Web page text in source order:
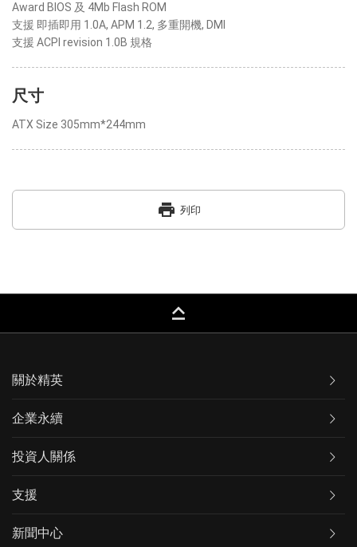
Award BIOS 及 4Mb Flash ROM
支援 即插即用 1.0A, APM 1.2, 多重開機, DMI
支援 ACPI revision 1.0B 規格
尺寸
ATX Size 305mm*244mm
print 列印
keyboard_capslock
關於精英
企業永續
投資人關係
支援
新聞中心